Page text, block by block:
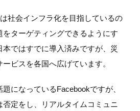
社会インフラ化を目指しているの
ターゲティングできるようにす
本ではすでに導入済みですが、災
ビスを各国へ広げています。
になっているFacebookですが、
否定をし、リアルタイムコミュニ